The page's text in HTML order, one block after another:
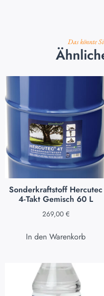
Das könnte
Sonderkraftstoff Hercutec
4-Takt Gemisch 60 L
269,00 €
In den Warenkorb